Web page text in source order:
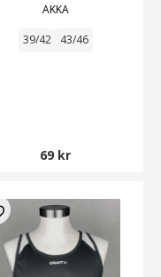
AKKA
39/42 43/46
69 kr